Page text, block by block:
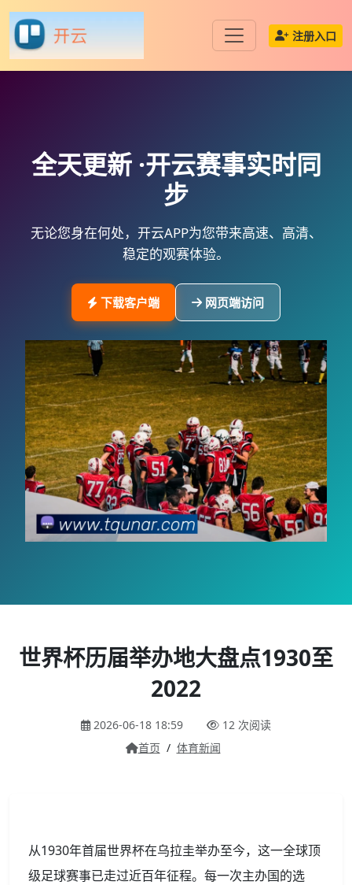
注册入口
全天更新 ·开云赛事实时同
步
无论您身在何处， 开云APP为您带来高速、高清、
稳定的观赛体验。
下载客户端 网页端访问
世界杯历届举办地大盘点1930至
2022
2026-06-18 18:59
12 次阅读
首页 / 体育新闻
从1930年首届世界杯在乌拉圭举办至今，这一全球顶
级足球赛事已走过近百年征程。每一次主办国的选